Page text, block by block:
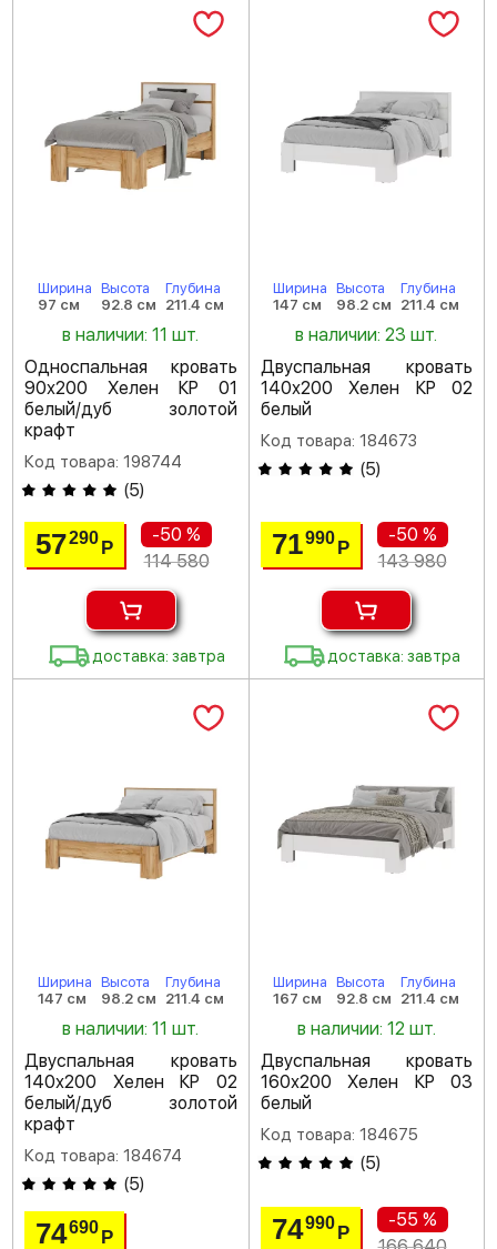
Ширина
97 см
Высота
92.8 см
Глубина
211.4 см
в наличии: 11 шт.
Односпальная кровать
90х200 Хелен КР 01
белый/дуб золотой
крафт
Код товара: 198744
(5)
57290Р
-50 %
114 580
доставка: завтра
Ширина
147 см
Высота
98.2 см
Глубина
211.4 см
в наличии: 23 шт.
Двуспальная кровать
140х200 Хелен КР 02
белый
Код товара: 184673
(5)
71990 Р
-50 %
143 980
доставка: завтра
Ширина
147 см
Высота
98.2 см
Глубина
211.4 см
в наличии: 11 шт.
Двуспальная кровать
140х200 Хелен КР 02
белый/дуб золотой
крафт
Код товара: 184674
(5)
74690Р
Ширина
167 см
Высота
92.8 см
Глубина
211.4 см
в наличии: 12 шт.
Двуспальная кровать
160х200 Хелен КР 03
белый
Код товара: 184675
(5)
74990 Р
-55 %